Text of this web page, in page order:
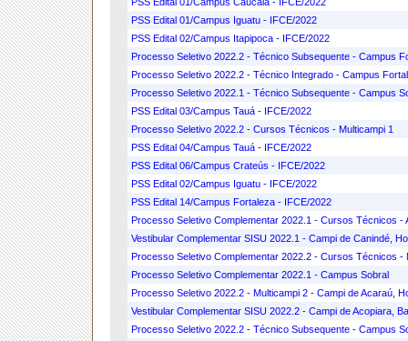
PSS Edital 01/Campus Iguatu - IFCE/2022
PSS Edital 02/Campus Itapipoca - IFCE/2022
Processo Seletivo 2022.2 - Técnico Subsequente - Campus
Processo Seletivo 2022.2 - Técnico Integrado - Campus
Processo Seletivo 2022.1 - Técnico Subsequente - Campus
PSS Edital 03/Campus Tauá - IFCE/2022
Processo Seletivo 2022.2 - Cursos Técnicos - Multicampi 1
PSS Edital 04/Campus Tauá - IFCE/2022
PSS Edital 06/Campus Crateús - IFCE/2022
PSS Edital 02/Campus Iguatu - IFCE/2022
PSS Edital 14/Campus Fortaleza - IFCE/2022
Processo Seletivo Complementar 2022.1 - Cursos Técnicos -
Vestibular Complementar SISU 2022.1 - Campi de Canindé,
Processo Seletivo Complementar 2022.2 - Cursos Técnicos -
Processo Seletivo Complementar 2022.1 - Campus Sobral
Processo Seletivo 2022.2 - Multicampi 2 - Campi de Acaraú,
Vestibular Complementar SISU 2022.2 - Campi de Acopiara,
Processo Seletivo 2022.2 - Técnico Subsequente - Campus